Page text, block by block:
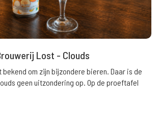
Lost - Clouds
om zijn bijzondere bieren. Daar is de
geen uitzondering op. Op de proeftafel